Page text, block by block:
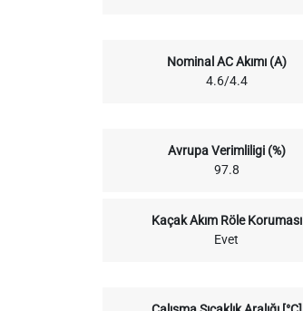
Nominal AC Akımı (A)
4.6/4.4
Avrupa Verimliligi (%)
97.8
Kaçak Akım Röle Koruması
Evet